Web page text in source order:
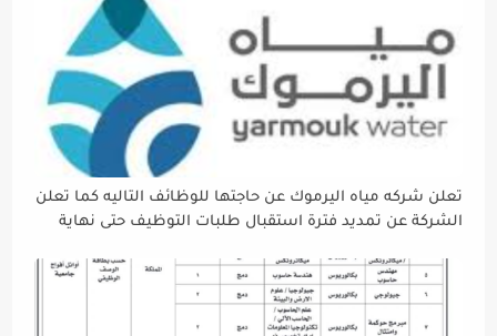
تعلن شركه مياه اليرموك عن حاجتها للوظائف التاليه كما تعلن
الشركة عن تمديد فترة استقبال طلبات التوظيف حتى نهاية
إتاحة الفرصة الكافية أمام الجميع لاستكمال إجراءات التقديم.